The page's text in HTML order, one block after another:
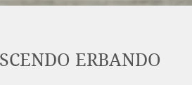
ERBANDO